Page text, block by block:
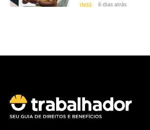
INSS 6 dias atrás